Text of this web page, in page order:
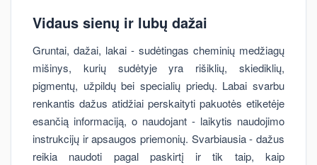
Vidaus sienų ir lubų dažai
Gruntai, dažai, lakai - sudėtingas cheminių medžiagų
mišinys, kurių sudėtyje yra rišiklių, skiediklių,
pigmentų, užpildų bei specialių priedų. Labai svarbu
renkantis dažus atidžiai perskaityti pakuotės etiketėje
esančią informaciją, o naudojant - laikytis naudojimo
instrukcijų ir apsaugos priemonių. Svarbiausia - dažus
reikia naudoti pagal paskirtį ir tik taip, kaip